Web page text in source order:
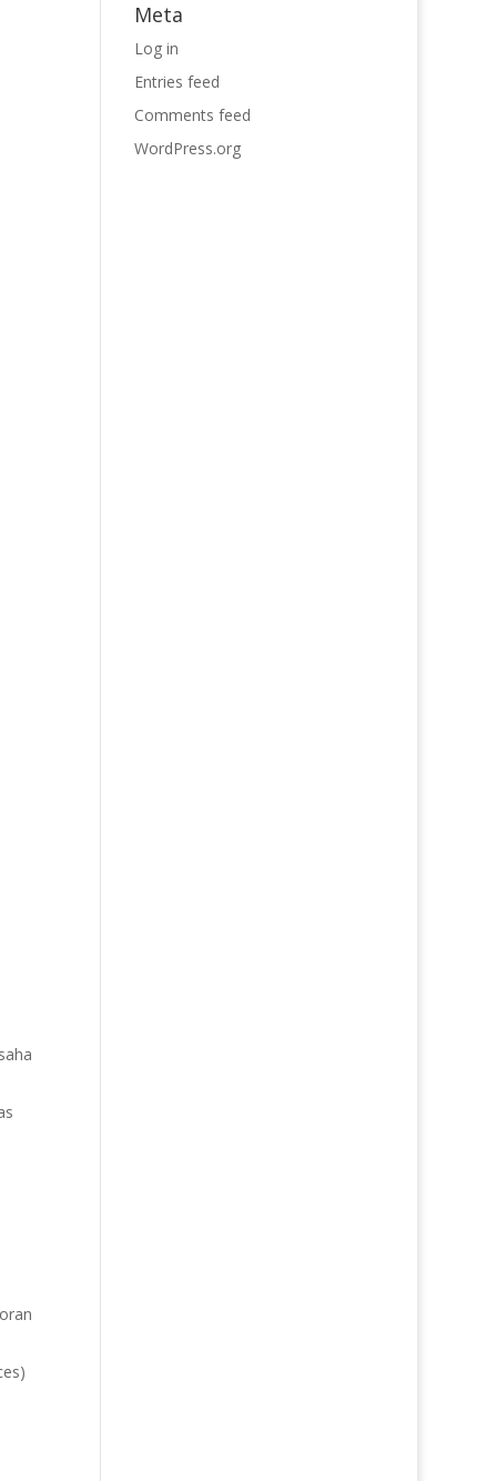
Meta
Log in
Entries feed
Comments feed
WordPress.org